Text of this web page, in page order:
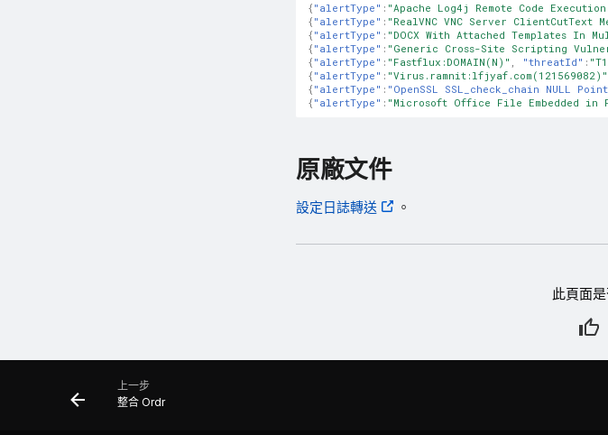
{ "alertType" : "Apache Log4j Remote Code
{ "alertType" : "RealVNC VNC Server ClientCutText
{ "alertType" : "DOCX With Attached Templates In
{ "alertType" : "Generic Cross-Site Scripting
{ "alertType" : "Fastflux:DOMAIN(N)" , "threatId" :
{ "alertType" : "Virus.ramnit:lfjyaf.com(121569082)"
{ "alertType" : "OpenSSL SSL_check_chain NULL
{ "alertType" : "Microsoft Office File Embedded in
原廠文件
設定日誌轉送 。
此頁面
上一步
整合 Ordr